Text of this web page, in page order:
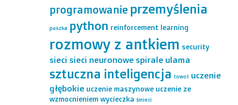
programowanie przemyślenia
puszka python reinforcement learning
rozmowy z antkiem security
sieci sieci neuronowe spirale ulama
sztuczna inteligencja towot uczenie
głębokie uczenie maszynowe uczenie ze
wzmocnieniem wycieczka śmieci